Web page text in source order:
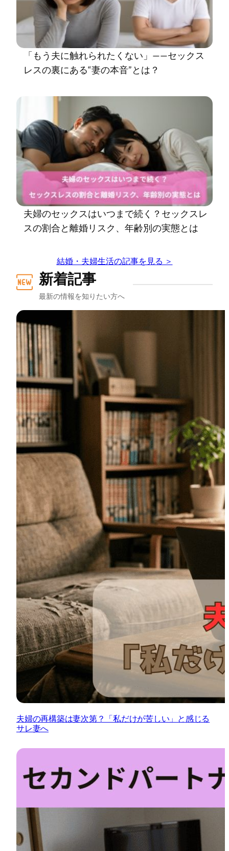
「もう夫に触れられたくない」——セックス
レスの裏にある“妻の本音”とは？
夫婦のセックスはいつまで続く？セックスレ
スの割合と離婚リスク、年齢別の実態とは
結婚・夫婦生活の記事を見る ＞
新着記事
最新の情報を知りたい方へ
夫婦の再構築は妻次第？「私だけが苦しい」と感じる
サレ妻へ